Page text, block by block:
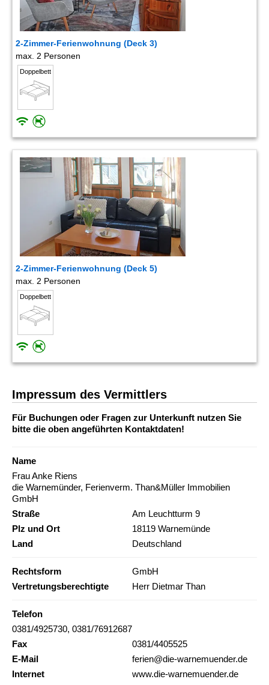
2-Zimmer-Ferienwohnung (Deck 3)
max. 2 Personen
Doppelbett
2-Zimmer-Ferienwohnung (Deck 5)
max. 2 Personen
Doppelbett
Impressum des Vermittlers
Für Buchungen oder Fragen zur Unterkunft nutzen Sie
bitte die oben angeführten Kontaktdaten!
Name
Frau Anke Riens
die Warnemünder, Ferienverm. Than&Müller Immobilien
GmbH
Straße
Am Leuchtturm 9
Plz und Ort
18119 Warnemünde
Land
Deutschland
Rechtsform
GmbH
Vertretungsberechtigte
Herr Dietmar Than
Telefon
0381/4925730, 0381/76912687
Fax
0381/4405525
E-Mail
ferien@die-warnemuender.de
Internet
www.die-warnemuender.de